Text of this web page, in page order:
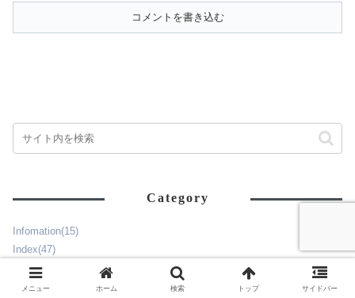
コメントを書き込む
Category
Infomation(15)
Index(47)
海外ディズニーまとめ
アナハイム・ディズニーランド(230)
メニュー ホーム 検索 トップ サイドバー